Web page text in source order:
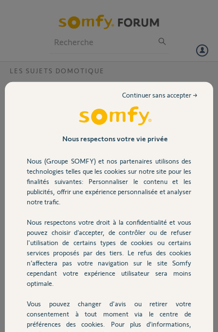
Volet
Sécurité
Domotique
Chauffage
Autres produits
Devis avec un pro
LES SUJETS DOMOTIQUE
MAJ TAHOMA V2 Anomalies Agenda et
des anomalies sur mon Agenda et un dysfonctionnement de la
liaison Verisure
J'ai resynchronisé déjà 2x ma box sans résultat
Merci d'avance pour votre aide,
Philippe F.
il y a plus d'un an
Réponses
Nous respectons votre vie privée
Nous (Groupe SOMFY) et nos partenaires utilisons des
technologies telles que les cookies sur notre site pour les
finalités suivantes: Personnaliser le contenu et les
publicités, offrir une expérience personnalisée et analyser
notre trafic.
Nous respectons votre droit à la confidentialité et vous
pouvez choisir d’accepter, de contrôler ou de refuser
l'utilisation de certains types de cookies ou certains
services proposés par des tiers. Le refus des cookies
n’affectera pas votre navigation sur le site Somfy
cependant votre expérience utilisateur sera moins
optimale.
Vous pouvez changer d'avis ou retirer votre
consentement à tout moment via le centre de
préférences des cookies. Pour plus d’informations,
Continuer sans accepter →